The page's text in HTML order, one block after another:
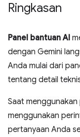
Ringkasan
Panel bantuan AI
dengan Gemini
Anda mulai dari
tentang detail
Saat menggunakan
menggunakan
pertanyaan Anda